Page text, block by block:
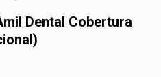
Dental Cobertura